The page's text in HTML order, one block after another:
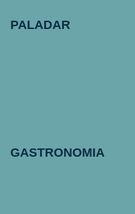
PALADAR
GASTRONOMIA